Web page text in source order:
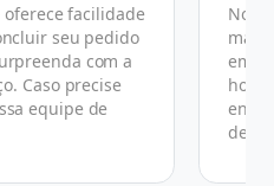
facilidade
seu pedido
com a
Caso precise
equipe de
No
em
de